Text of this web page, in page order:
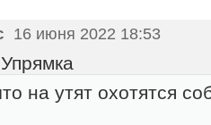
16 июня 2022 18:53
на утят охотятся